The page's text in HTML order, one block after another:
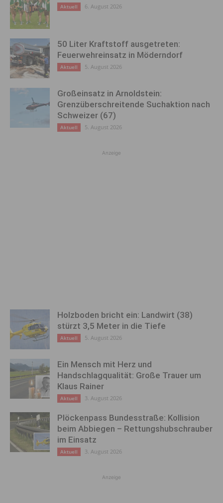
Aktuell 6. August 2026
50 Liter Kraftstoff ausgetreten:
Feuerwehreinsatz in Möderndorf
Aktuell 5. August 2026
Großeinsatz in Arnoldstein:
Grenzüberschreitende Suchaktion nach
Schweizer (67)
Aktuell 5. August 2026
Anzeige
Holzboden bricht ein: Landwirt (38)
stürzt 3,5 Meter in die Tiefe
Aktuell 5. August 2026
Ein Mensch mit Herz und
Handschlagqualität: Große Trauer um
Klaus Rainer
Aktuell 3. August 2026
Plöckenpass Bundesstraße: Kollision
beim Abbiegen – Rettungshubschrauber
im Einsatz
Aktuell 3. August 2026
Anzeige